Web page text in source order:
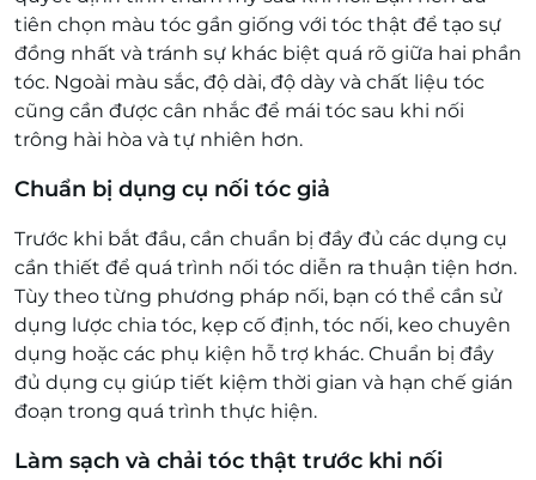
tiên chọn màu tóc gần giống với tóc thật để tạo sự
đồng nhất và tránh sự khác biệt quá rõ giữa hai phần
tóc. Ngoài màu sắc, độ dài, độ dày và chất liệu tóc
cũng cần được cân nhắc để mái tóc sau khi nối
trông hài hòa và tự nhiên hơn.
Chuẩn bị dụng cụ nối tóc giả
Trước khi bắt đầu, cần chuẩn bị đầy đủ các dụng cụ
cần thiết để quá trình nối tóc diễn ra thuận tiện hơn.
Tùy theo từng phương pháp nối, bạn có thể cần sử
dụng lược chia tóc, kẹp cố định, tóc nối, keo chuyên
dụng hoặc các phụ kiện hỗ trợ khác. Chuẩn bị đầy
đủ dụng cụ giúp tiết kiệm thời gian và hạn chế gián
đoạn trong quá trình thực hiện.
Làm sạch và chải tóc thật trước khi nối